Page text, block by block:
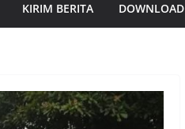
KIRIM BERITA DOWNLOAD